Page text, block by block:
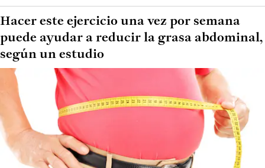
Hacer este ejercicio una vez por semana
puede ayudar a reducir la grasa abdominal,
según un estudio